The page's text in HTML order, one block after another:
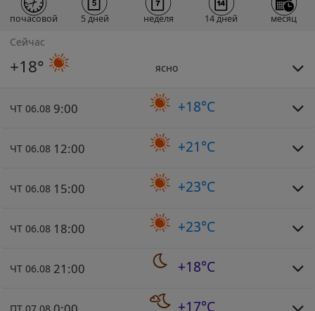
почасовой 5 дней неделя 14 дней месяц
Сейчас
+18° ясно
ЧТ 06.08 9:00 +18°C
ЧТ 06.08 12:00 +21°C
ЧТ 06.08 15:00 +23°C
ЧТ 06.08 18:00 +23°C
ЧТ 06.08 21:00 +18°C
+17°C